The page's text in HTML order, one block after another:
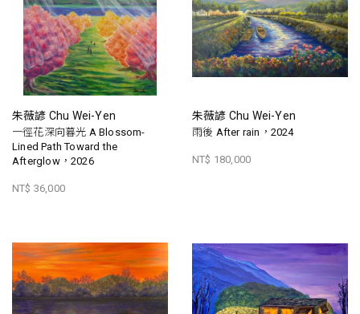
朱薇諺 Chu Wei-Yen
一徑花深向暮光 A Blossom-
Lined Path Toward the
Afterglow，2026
NT$ 36,000
朱薇諺 Chu Wei-Yen
雨後 After rain，2024
NT$ 180,000